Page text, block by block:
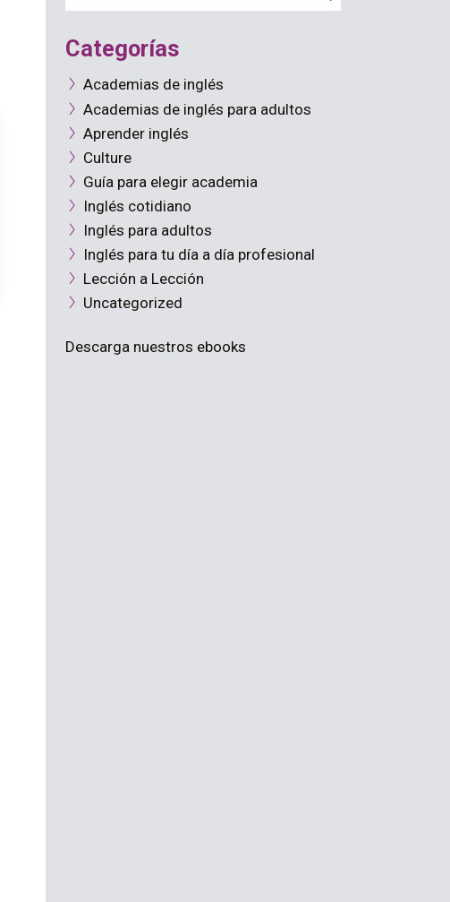
Categorías
Academias de inglés
Academias de inglés para adultos
Aprender inglés
Culture
Guía para elegir academia
Inglés cotidiano
Inglés para adultos
Inglés para tu día a día profesional
Lección a Lección
Uncategorized
Descarga nuestros ebooks